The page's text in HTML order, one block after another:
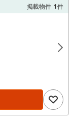
掲載物件 1件